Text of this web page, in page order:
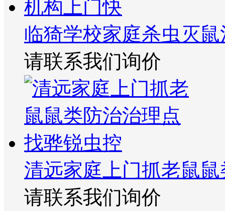
临猗学校家庭杀虫灭
请联系我们询价
清远家庭上门抓老鼠
请联系我们询价